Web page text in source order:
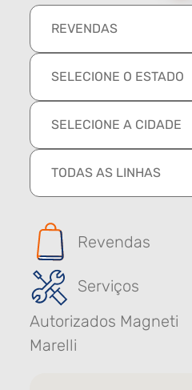
REVENDAS
SELECIONE O ESTADO
SELECIONE A CIDADE
TODAS AS LINHAS
Revendas
Serviços
Autorizados Magneti
Marelli